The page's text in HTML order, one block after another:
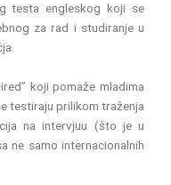
testa engleskog koji se
za rad i studiranje u
koji pomaže mladima
testiraju prilikom traženja
na intervjuu (što je u
ne samo internacionalnih